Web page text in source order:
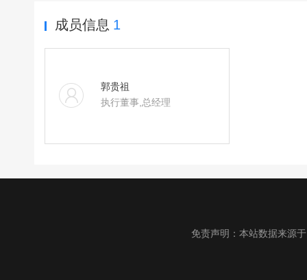
成员信息 1
郭贵祖
执行董事,总经理
免责声明：本站数据来源